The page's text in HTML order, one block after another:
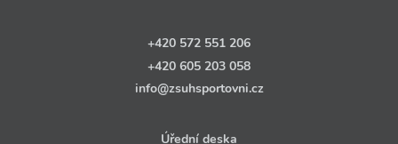
+420 572 551 206
+420 605 203 058
info@zsuhsportovni.cz
Úřední deska